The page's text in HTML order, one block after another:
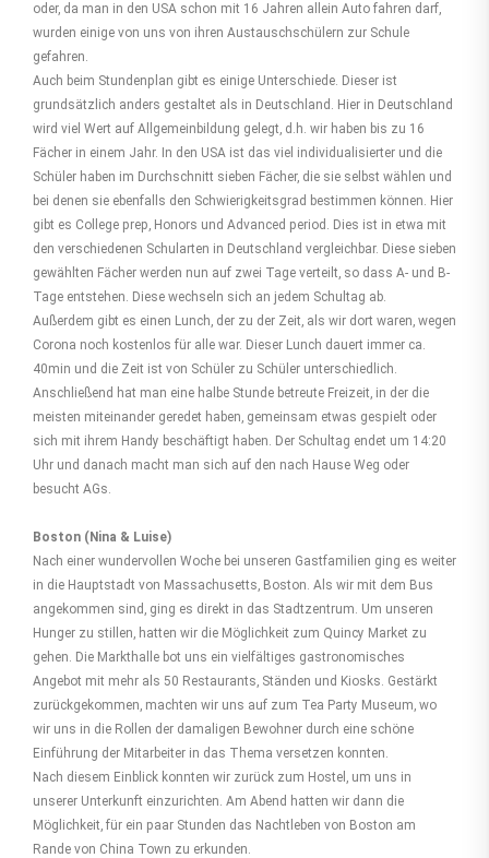
oder, da man in den USA schon mit 16 Jahren allein Auto fahren darf,
wurden einige von uns von ihren Austauschschülern zur Schule
gefahren.
Auch beim Stundenplan gibt es einige Unterschiede. Dieser ist
grundsätzlich anders gestaltet als in Deutschland. Hier in Deutschland
wird viel Wert auf Allgemeinbildung gelegt, d.h. wir haben bis zu 16
Fächer in einem Jahr. In den USA ist das viel individualisierter und die
Schüler haben im Durchschnitt sieben Fächer, die sie selbst wählen und
bei denen sie ebenfalls den Schwierigkeitsgrad bestimmen können. Hier
gibt es College prep, Honors und Advanced period. Dies ist in etwa mit
den verschiedenen Schularten in Deutschland vergleichbar. Diese sieben
gewählten Fächer werden nun auf zwei Tage verteilt, so dass A- und B-
Tage entstehen. Diese wechseln sich an jedem Schultag ab.
Außerdem gibt es einen Lunch, der zu der Zeit, als wir dort waren, wegen
Corona noch kostenlos für alle war. Dieser Lunch dauert immer ca.
40min und die Zeit ist von Schüler zu Schüler unterschiedlich.
Anschließend hat man eine halbe Stunde betreute Freizeit, in der die
meisten miteinander geredet haben, gemeinsam etwas gespielt oder
sich mit ihrem Handy beschäftigt haben. Der Schultag endet um 14:20
Uhr und danach macht man sich auf den nach Hause Weg oder
besucht AGs.
Boston (Nina & Luise)
Nach einer wundervollen Woche bei unseren Gastfamilien ging es weiter
in die Hauptstadt von Massachusetts, Boston. Als wir mit dem Bus
angekommen sind, ging es direkt in das Stadtzentrum. Um unseren
Hunger zu stillen, hatten wir die Möglichkeit zum Quincy Market zu
gehen. Die Markthalle bot uns ein vielfältiges gastronomisches
Angebot mit mehr als 50 Restaurants, Ständen und Kiosks. Gestärkt
zurückgekommen, machten wir uns auf zum Tea Party Museum, wo
wir uns in die Rollen der damaligen Bewohner durch eine schöne
Einführung der Mitarbeiter in das Thema versetzen konnten.
Nach diesem Einblick konnten wir zurück zum Hostel, um uns in
unserer Unterkunft einzurichten. Am Abend hatten wir dann die
Möglichkeit, für ein paar Stunden das Nachtleben von Boston am
Rande von China Town zu erkunden.